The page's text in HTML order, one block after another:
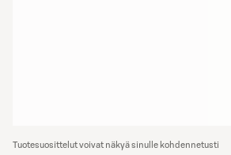
Tuotesuosittelut voivat näkyä sinulle kohdennetusti